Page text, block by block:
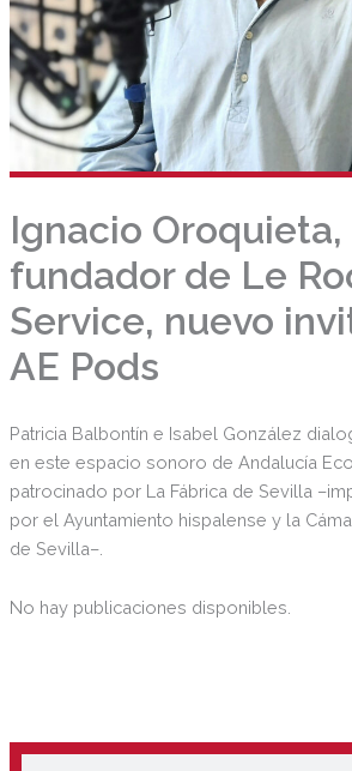
Ignacio Oroquieta,
fundador de Le
Service, nuevo
AE Pods
Patricia Balbontín e Isabel González
en este espacio sonoro de Andalucía
patrocinado por La Fábrica de Sevilla
por el Ayuntamiento hispalense y la
de Sevilla–.
No hay publicaciones disponibles.